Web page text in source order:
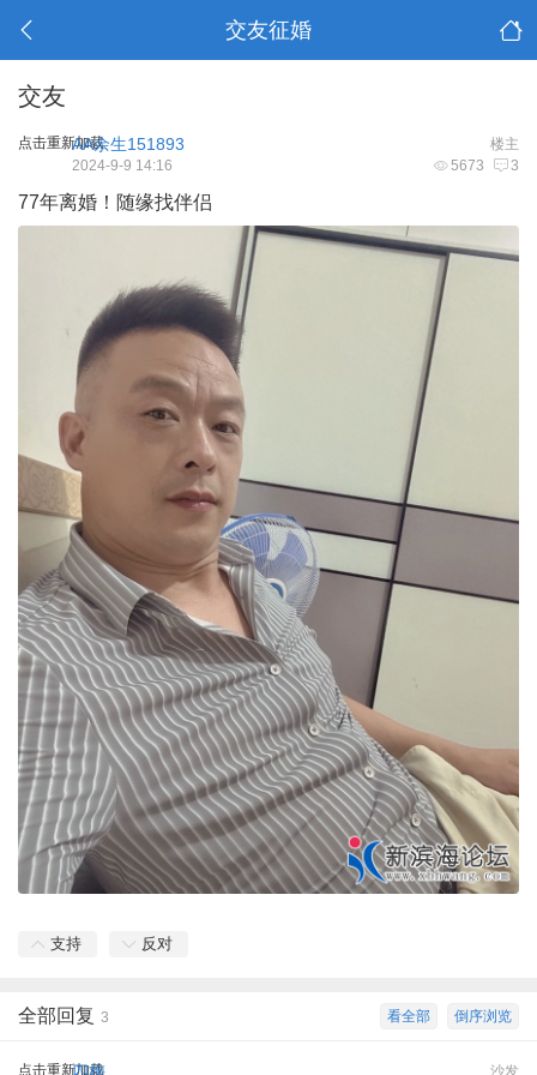
交友征婚
交友
点击重新加载 楼主
AA余生151893
5673 3
2024-9-9 14:16
77年离婚！随缘找伴侣
支持 反对
倒序浏览
看全部
全部回复 3
点击重新加载